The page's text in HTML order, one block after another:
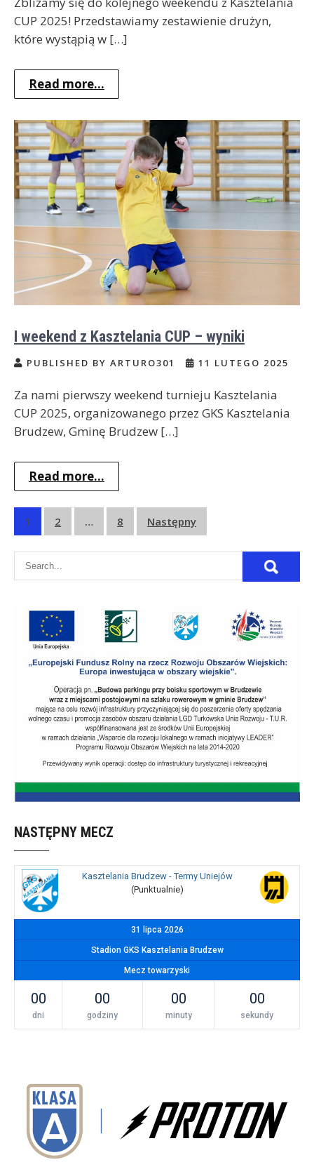
CUP 2025! Przedstawiamy zestawienie drużyn,
które wystąpią w […]
Read more...
I weekend z Kasztelania CUP – wyniki
PUBLISHED BY ARTURO301 11 LUTEGO 2025
Za nami pierwszy weekend turnieju Kasztelania
CUP 2025, organizowanego przez GKS Kasztelania
Brudzew, Gminę Brudzew […]
Read more...
Stronicowanie
wpisów
1 2 … 8 Następny
NASTĘPNY MECZ
Kasztelania Brudzew - Termy Uniejów
(Punktualnie)
31 lipca 2026
Stadion GKS Kasztelania Brudzew
Mecz towarzyski
00
dni
00
godziny
00
minuty
00
sekundy